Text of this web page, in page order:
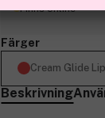
Finns online
Färger
Cream Glide
Beskrivning